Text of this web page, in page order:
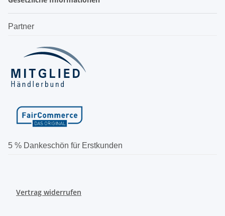
Partner
5 % Dankeschön für Erstkunden
Vertrag widerrufen